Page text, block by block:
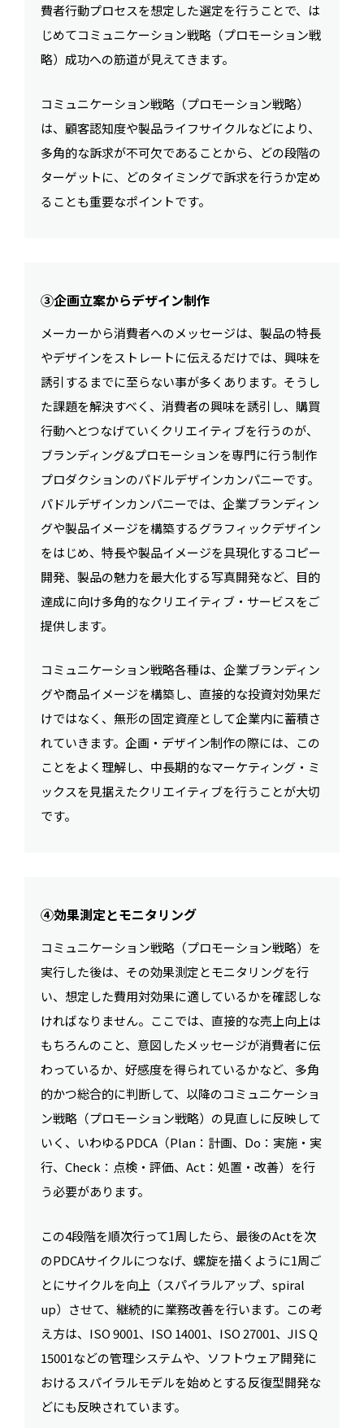
費者行動プロセスを想定した選定を行うことで、は
じめてコミュニケーション戦略（プロモーション戦
略）成功への筋道が見えてきます。
コミュニケーション戦略（プロモーション戦略）
は、顧客認知度や製品ライフサイクルなどにより、
多角的な訴求が不可欠であることから、どの段階の
ターゲットに、どのタイミングで訴求を行うか定め
ることも重要なポイントです。
③企画立案からデザイン制作
メーカーから消費者へのメッセージは、製品の特長
やデザインをストレートに伝えるだけでは、興味を
誘引するまでに至らない事が多くあります。そうし
た課題を解決すべく、消費者の興味を誘引し、購買
行動へとつなげていくクリエイティブを行うのが、
ブランディング&プロモーションを専門に行う制作
プロダクションのパドルデザインカンパニーです。
パドルデザインカンパニーでは、企業ブランディン
グや製品イメージを構築するグラフィックデザイン
をはじめ、特長や製品イメージを具現化するコピー
開発、製品の魅力を最大化する写真開発など、目的
達成に向け多角的なクリエイティブ・サービスをご
提供します。
コミュニケーション戦略各種は、企業ブランディン
グや商品イメージを構築し、直接的な投資対効果だ
けではなく、無形の固定資産として企業内に蓄積さ
れていきます。企画・デザイン制作の際には、この
ことをよく理解し、中長期的なマーケティング・ミ
ックスを見据えたクリエイティブを行うことが大切
です。
④効果測定とモニタリング
コミュニケーション戦略（プロモーション戦略）を
実行した後は、その効果測定とモニタリングを行
い、想定した費用対効果に適しているかを確認しな
ければなりません。ここでは、直接的な売上向上は
もちろんのこと、意図したメッセージが消費者に伝
わっているか、好感度を得られているかなど、多角
的かつ総合的に判断して、以降のコミュニケーショ
ン戦略（プロモーション戦略）の見直しに反映して
いく、いわゆるPDCA（Plan：計画、Do：実施・実
行、Check：点検・評価、Act：処置・改善）を行
う必要があります。
この4段階を順次行って1周したら、最後のActを次
のPDCAサイクルにつなげ、螺旋を描くように1周ご
とにサイクルを向上（スパイラルアップ、spiral
up）させて、継続的に業務改善を行います。この考
え方は、ISO 9001、ISO 14001、ISO 27001、JIS Q
15001などの管理システムや、ソフトウェア開発に
おけるスパイラルモデルを始めとする反復型開発な
どにも反映されています。